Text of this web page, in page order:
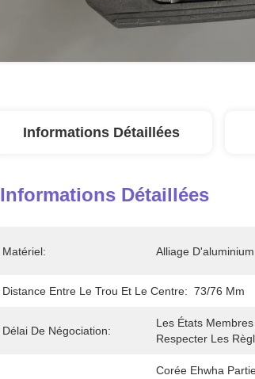
Informations Détaillées
Informations Détaillées
Matériel: Alliage D'aluminium
Distance Entre Le Trou Et Le Centre: 73/76 Mm
Délai De Négociation:
Les États
Respecter Les
Corée Ehwha